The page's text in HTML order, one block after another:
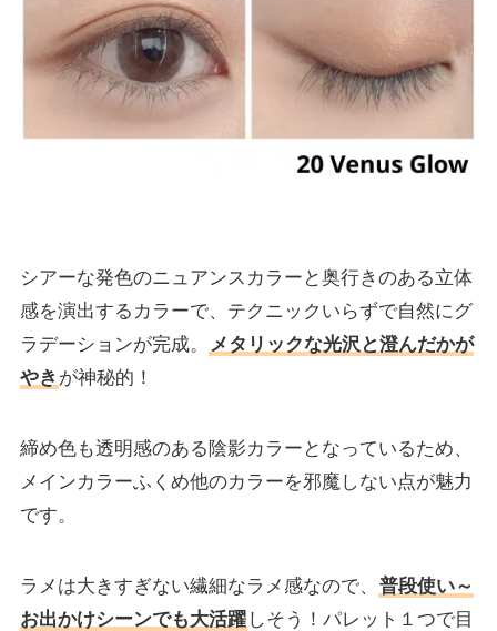
シアーな発色のニュアンスカラーと奥行きのある立体
感を演出するカラーで、テクニックいらずで自然にグ
ラデーションが完成。
メタリックな光沢と澄んだかが
やき が神秘的！
締め色も透明感のある陰影カラーとなっているため、
メインカラーふくめ他のカラーを邪魔しない点が魅力
です。
ラメは大きすぎない繊細なラメ感なので、 普段使い～
お出かけシーンでも大活躍 しそう！パレット１つで目